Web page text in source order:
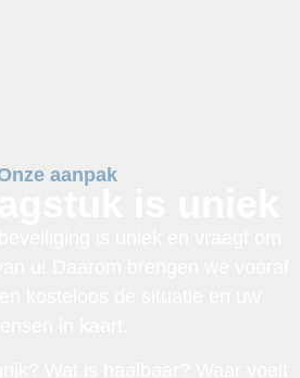
aanpak